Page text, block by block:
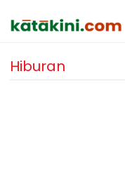
Hiburan